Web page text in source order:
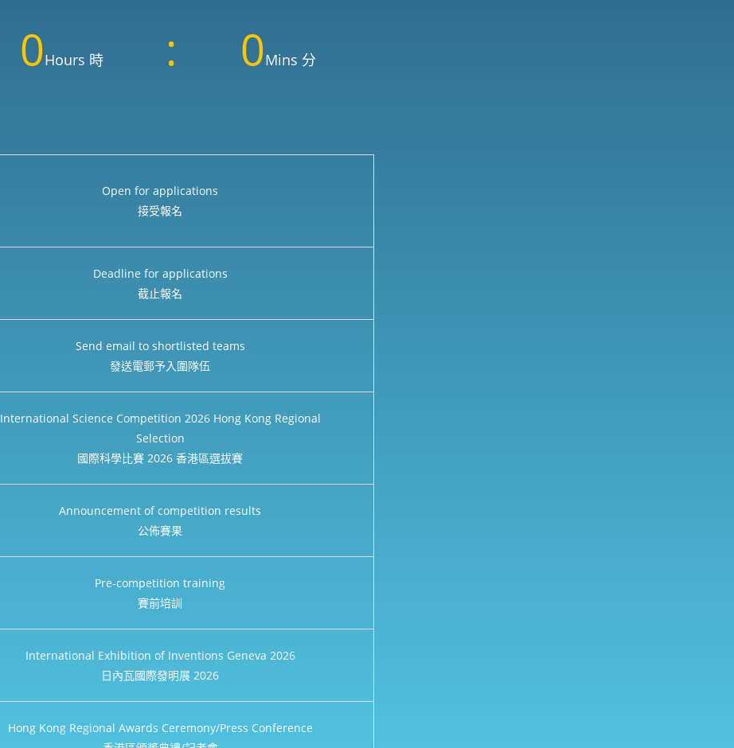
0Hours 時 0Mins 分
Open for applications
接受報名
Deadline for applications
截止報名
Send email to shortlisted teams
發送電郵予入圍隊伍
International Science Competition 2026 Hong Kong Regional
Selection​
國際科學比賽 2026 香港區選拔賽
Announcement of competition results
公佈賽果
Pre-competition training
賽前培訓
International Exhibition of Inventions Geneva 2026
日內瓦國際發明展 2026
Hong Kong Regional Awards Ceremony/Press Conference